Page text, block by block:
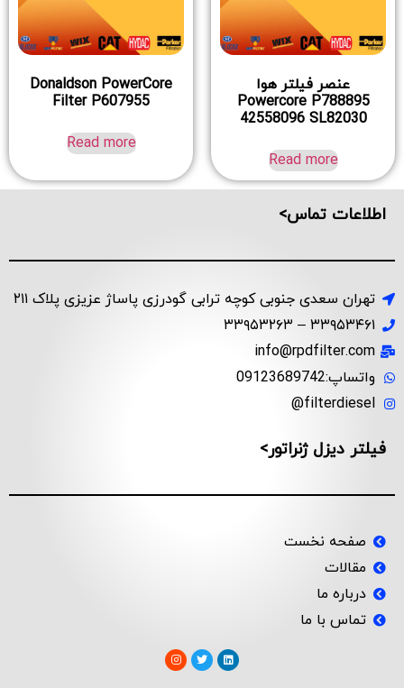
عنصر فیلتر هوا
Powercore P788895
42558096 SL82030
Read more
Donaldson PowerCore
Filter P607955
Read more
اطلاعات تماس>
تهران سعدی جنوبی کوچه ترابی گودرزی پاساژ عزیزی پلاک ۲۱۱
۳۳۹۵۳۴۶۱ – ۳۳۹۵۳۲۶۳
info@rpdfilter.com
واتساپ:09123689742
filterdiesel@
فیلتر دیزل ژنراتور>
صفحه نخست
مقالات
درباره ما
تماس با ما